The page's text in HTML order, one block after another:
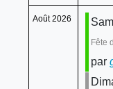
Août 2026
Fête
par